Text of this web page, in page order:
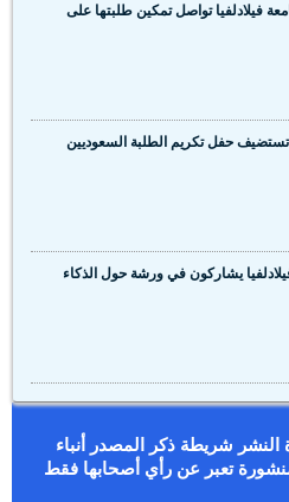
فيلادلفيا تواصل تمكين طلبتها على
تستضيف حفل تكريم الطلبة السعوديين
يشاركون في ورشة حول الذكاء
النشر شريطة ذكر المصدر أنباء
تعبر عن رأي أصحابها فقط